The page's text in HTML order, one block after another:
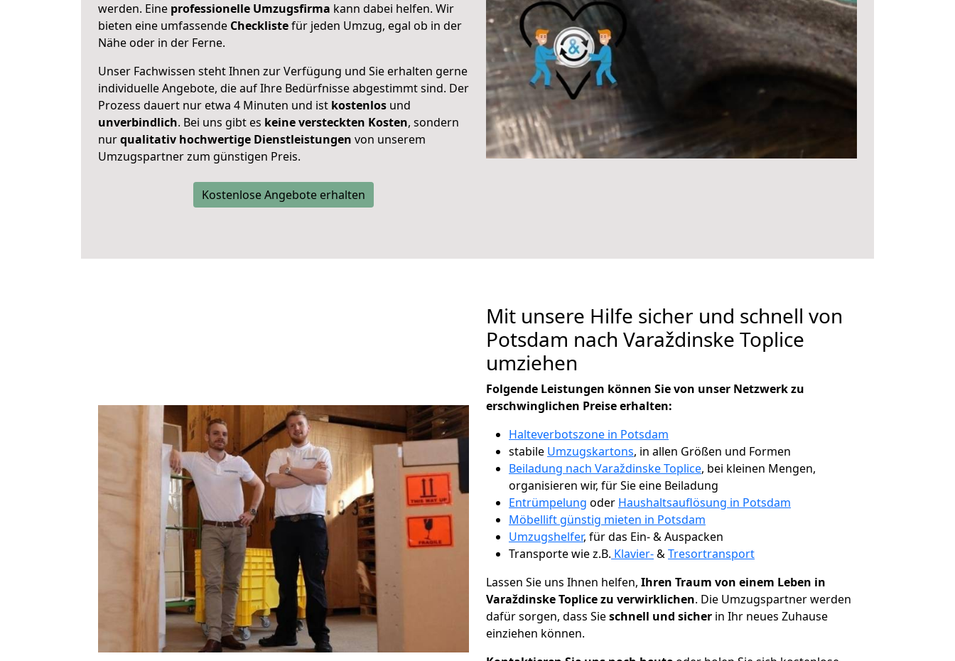
werden. Eine professionelle Umzugsfirma kann dabei helfen. Wir
bieten eine umfassende Checklistefür jeden Umzug, egal ob in der
Nähe oder in der Ferne.
Unser Fachwissen steht Ihnen zur Verfügung und Sie erhalten gerne
individuelle Angebote, die auf Ihre Bedürfnisse abgestimmt sind. Der
Prozess dauert nur etwa 4 Minuten und ist kostenlos und
unverbindlich. Bei uns gibt es keine versteckten Kosten, sondern
nurqualitativ hochwertige Dienstleistungen von unserem
Umzugspartner zum günstigen Preis.
Kostenlose Angebote erhalten
Mit unsere Hilfe sicher und schnell von
Potsdam nach Varaždinske Toplice
umziehen
Folgende Leistungen können Sie von unser Netzwerk zu
erschwinglichen Preise erhalten:
Halteverbotszone in Potsdam
stabile Umzugskartons, in allen Größen und Formen
Beiladung nach Varaždinske Toplice, bei kleinen Mengen,
organisieren wir, für Sie eine Beiladung
Entrümpelung oder Haushaltsauflösung in Potsdam
Möbellift günstig mieten in Potsdam
Umzugshelfer, für das Ein- & Auspacken
Transporte wie z.B. Klavier-&Tresortransport
Lassen Sie uns Ihnen helfen, Ihren Traum von einem Leben in
Varaždinske Toplice zu verwirklichen. Die Umzugspartner werden
dafür sorgen, dass Sieschnell und sicher in Ihr neues Zuhause
einziehen können.